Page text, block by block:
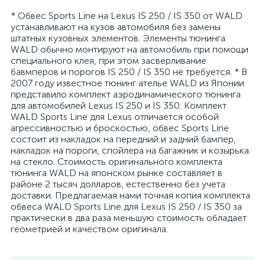
* Обвес Sports Line на Lexus IS 250 / IS 350 от WALD
устанавливают на кузов автомобиля без замены
штатных кузовных элементов. Элементы тюнинга
WALD обычно монтируют на автомобиль при помощи
специального клея, при этом засверливание
бавмперов и порогов IS 250 / IS 350 не требуется. * В
2007 году известное тюнинг ателье WALD из Японии
представило комплект аэродинамического тюнинга
для автомобилей Lexus IS 250 и IS 350. Комплект
WALD Sports Line для Lexus отличается особой
агрессивностью и броскостью, обвес Sports Line
состоит из накладок на передний и задний бампер,
накладок на пороги, спойлера на багажник и козырька
на стекло. Стоимость оригинального комплекта
тюнинга WALD на японском рынке составляет в
районе 2 тысяч долларов, естественно без учета
доставки. Предлагаемая нами точная копия комплекта
обвеса WALD Sports Line для Lexus IS 250 / IS 350 за
практически в два раза меньшую стоимость обладает
геометрией и качеством оригинала.